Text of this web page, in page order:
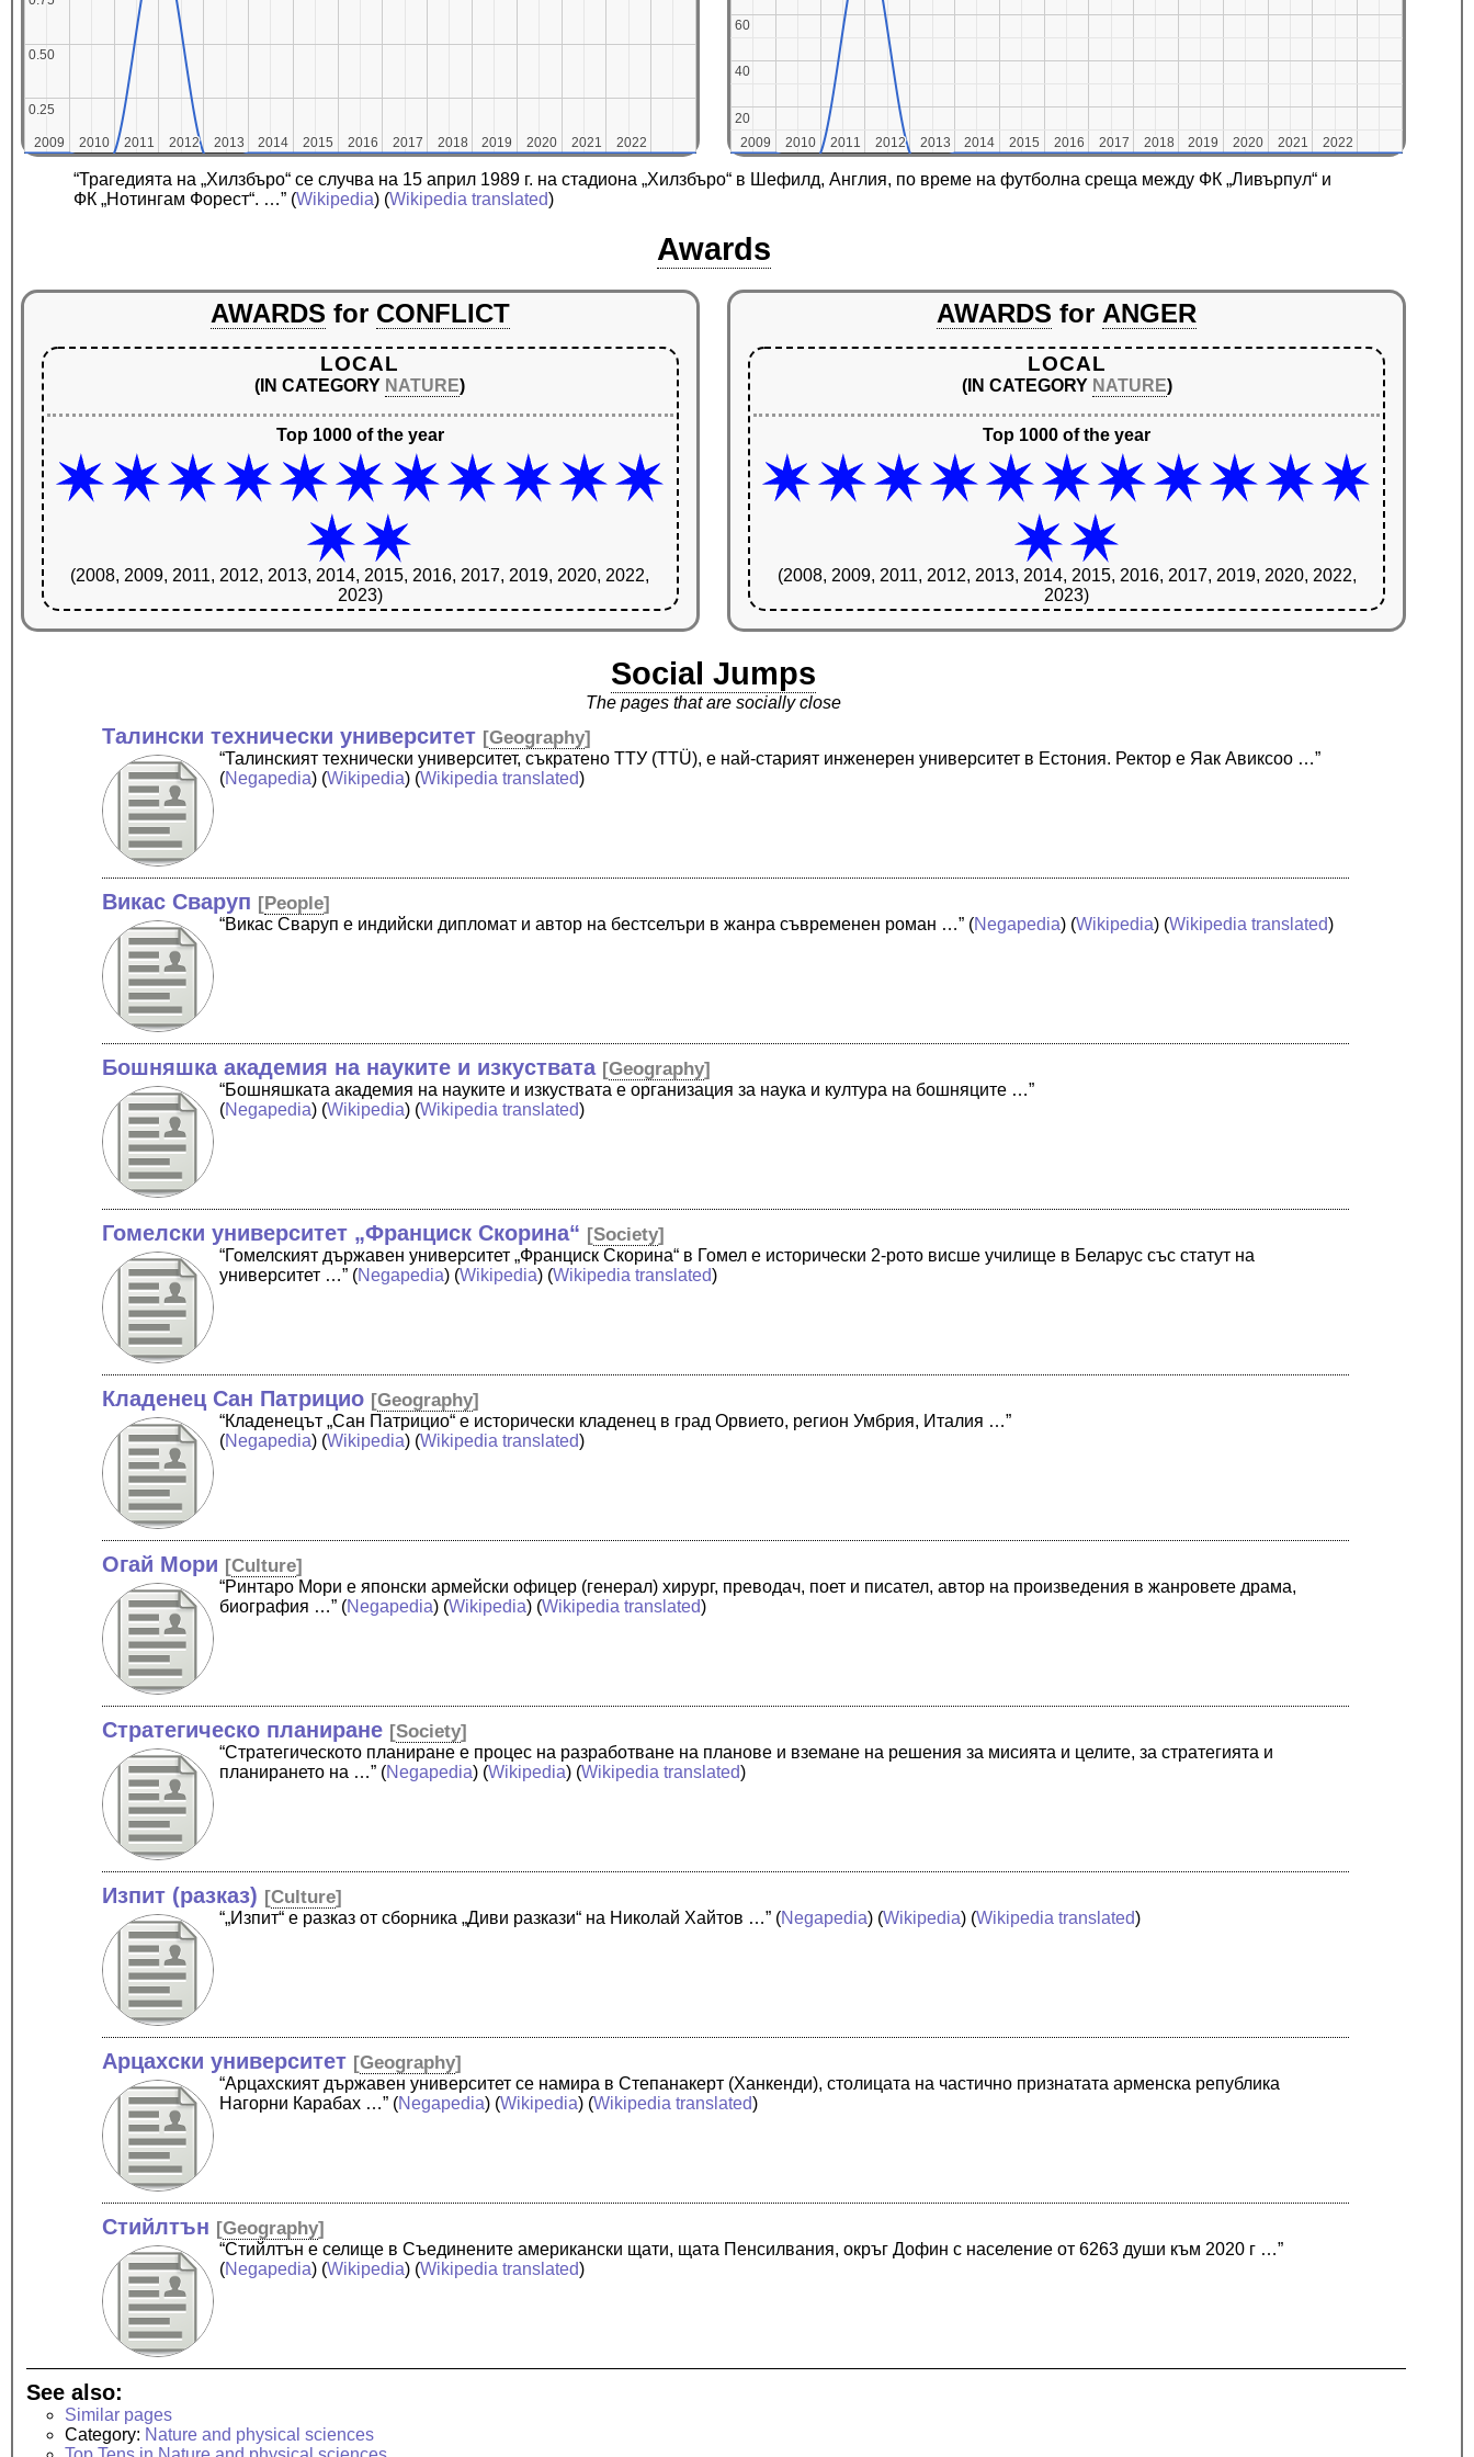
2009
2009 2010
2010 2011
2011 2012
2012 2013
2013 2014
2014 2015
2015 2016
2016 2017
2017 2018
2018 2019
2019 2020
2020 2021
2021 2022
2022
0.25
0.25
0.50
0.50
2009
2009 2010
2010 2011
2011 2012
2012 2013
2013 2014
2014 2015
2015 2016
2016 2017
2017 2018
2018 2019
2019 2020
2020 2021
2021 2022
2022
20
20
40
40
60
60
“Трагедията на „Хилзбъро“ се случва на 15 април 1989 г. на стадиона „Хилзбъро“ в Шефилд, Англия, по време на футболна среща между ФК „Ливърпул“ и
ФК „Нотингам Форест“. …” (Wikipedia) (Wikipedia translated)
Awards
AWARDS for CONFLICT
LOCAL
(IN CATEGORY NATURE)
Top 1000 of the year
(2008, 2009, 2011, 2012, 2013, 2014, 2015, 2016, 2017, 2019, 2020, 2022,
2023)
AWARDS for ANGER
LOCAL
(IN CATEGORY NATURE)
Top 1000 of the year
(2008, 2009, 2011, 2012, 2013, 2014, 2015, 2016, 2017, 2019, 2020, 2022,
2023)
Social Jumps
The pages that are socially close
Талински технически университет [Geography]
“Талинският технически университет, съкратено ТТУ (TTÜ), е най-старият инженерен университет в Естония. Ректор е Яак Авиксоо …”
(Negapedia) (Wikipedia) (Wikipedia translated)
Викас Сваруп [People]
“Викас Сваруп е индийски дипломат и автор на бестселъри в жанра съвременен роман …” (Negapedia) (Wikipedia) (Wikipedia translated)
Бошняшка академия на науките и изкуствата [Geography]
“Бошняшката академия на науките и изкуствата е организация за наука и култура на бошняците …”
(Negapedia) (Wikipedia) (Wikipedia translated)
Гомелски университет „Франциск Скорина“ [Society]
“Гомелският държавен университет „Франциск Скорина“ в Гомел е исторически 2-рото висше училище в Беларус със статут на
университет …” (Negapedia) (Wikipedia) (Wikipedia translated)
Кладенец Сан Патрицио [Geography]
“Кладенецът „Сан Патрицио“ е исторически кладенец в град Орвието, регион Умбрия, Италия …”
(Negapedia) (Wikipedia) (Wikipedia translated)
Огай Мори [Culture]
“Ринтаро Мори е японски армейски офицер (генерал) хирург, преводач, поет и писател, автор на произведения в жанровете драма,
биография …” (Negapedia) (Wikipedia) (Wikipedia translated)
Стратегическо планиране [Society]
“Стратегическото планиране е процес на разработване на планове и вземане на решения за мисията и целите, за стратегията и
планирането на …” (Negapedia) (Wikipedia) (Wikipedia translated)
Изпит (разказ) [Culture]
“„Изпит“ е разказ от сборника „Диви разкази“ на Николай Хайтов …” (Negapedia) (Wikipedia) (Wikipedia translated)
Арцахски университет [Geography]
“Арцахският държавен университет се намира в Степанакерт (Ханкенди), столицата на частично признатата арменска република
Нагорни Карабах …” (Negapedia) (Wikipedia) (Wikipedia translated)
Стийлтън [Geography]
“Стийлтън е селище в Съединените американски щати, щата Пенсилвания, окръг Дофин с население от 6263 души към 2020 г …”
(Negapedia) (Wikipedia) (Wikipedia translated)
See also:
Similar pages
Category: Nature and physical sciences